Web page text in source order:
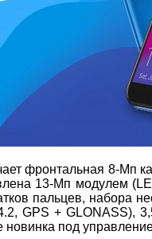
фронтальная 8-Мп
13-Мп модулем
пальцев, набора
GPS + GLONASS),
новинка под